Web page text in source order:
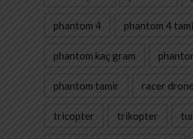
phantom 4 phantom 4
phantom kaç gram
phantom tamir racer drone
tricopter trikopter